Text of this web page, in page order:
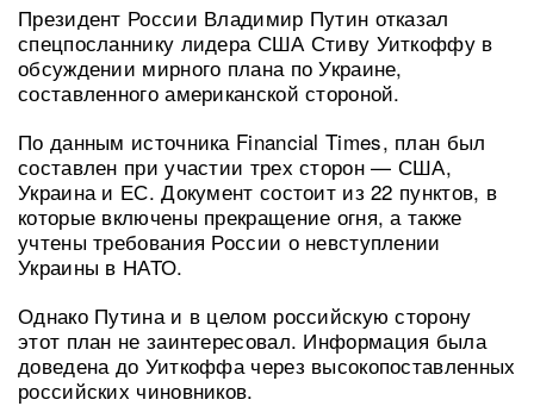
Президент России Владимир Путин отказал
спецпосланнику лидера США Стиву Уиткоффу в
обсуждении мирного плана по Украине,
составленного американской стороной.
По данным источника Financial Times, план был
составлен при участии трех сторон — США,
Украина и ЕС. Документ состоит из 22 пунктов, в
которые включены прекращение огня, а также
учтены требования России о невступлении
Украины в НАТО.
Однако Путина и в целом российскую сторону
этот план не заинтересовал. Информация была
доведена до Уиткоффа через высокопоставленных
российских чиновников.